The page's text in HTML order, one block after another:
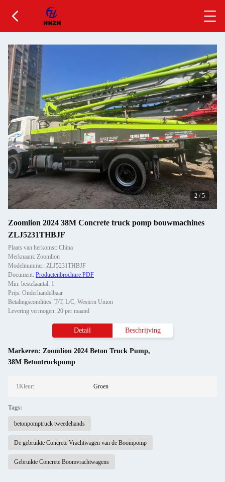
2 /5
Zoomlion 2024 38M Concrete truck pomp bouwmachines
ZLJ5231THBJF
Plaats van herkomst: China
Merknaam: Zoomlion
Modelnummer: ZLJ5231THBJF
Document: Productenbrochure PDF
Min. bestelaantal: 1
Prijs: Onderhandelbaar
Betalingscondities: T/T, L/C, Western Union
Levering vermogen: 20 per maand
Detail Beschrijving
Markeren: Zoomlion 2024 Beton Truck Pump,
38M Betontruckpomp
1Kleur: Groen
Tags:
betonpomptruck tweedehands
De gebruikte Concrete Vrachtwagen van de Boompomp
Gebruikte Concrete Boomvrachtwagens